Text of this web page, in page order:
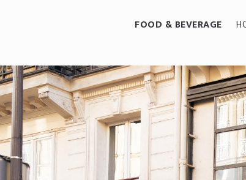
FOOD & BEVERAGE